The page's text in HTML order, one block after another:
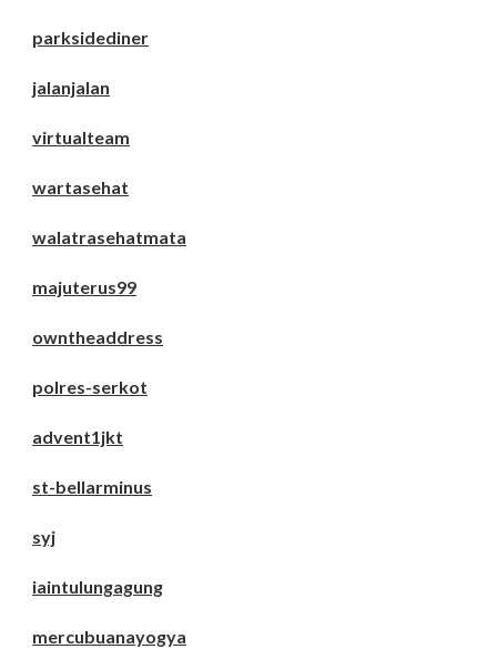
parksidediner
jalanjalan
virtualteam
wartasehat
walatrasehatmata
majuterus99
owntheaddress
polres-serkot
advent1jkt
st-bellarminus
syj
iaintulungagung
mercubuanayogya